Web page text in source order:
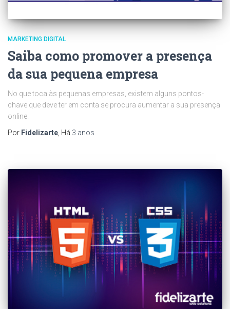
MARKETING DIGITAL
Saiba como promover a presença
da sua pequena empresa
No que toca às pequenas empresas, existem alguns pontos-
chave que deve ter em conta se procura aumentar a sua presença
online.
Por Fidelizarte, Há 3 anos